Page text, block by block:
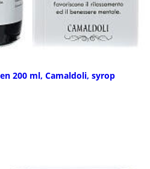
200 ml, Camaldoli, syrop